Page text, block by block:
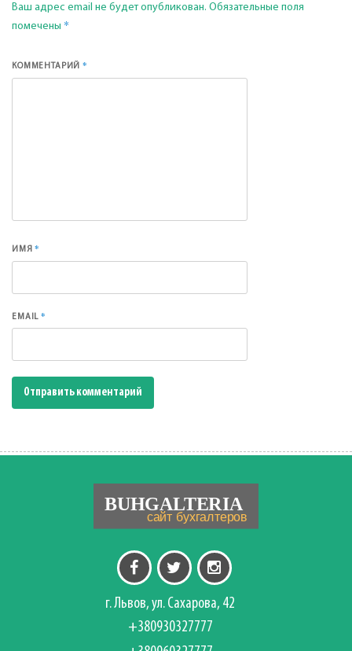
Ваш адрес email не будет опубликован. Обязательные поля
помечены *
КОММЕНТАРИЙ*
ИМЯ*
EMAIL*
г. Львов, ул. Сахарова, 42
+380930327777